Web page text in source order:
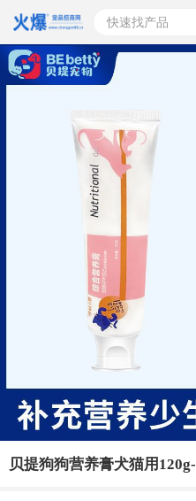
快速找产品
贝提狗狗营养膏犬猫用120g-